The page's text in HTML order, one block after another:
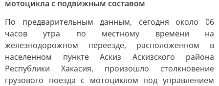
мотоцикла с подвижным составом
По предварительным данным, сегодня около 06
часов утра по местному времени на
железнодорожном переезде, расположенном в
населенном пункте Аскиз Аскизского района
Республики Хакасия, произошло столкновение
грузового поезда с мотоциклом под управлением